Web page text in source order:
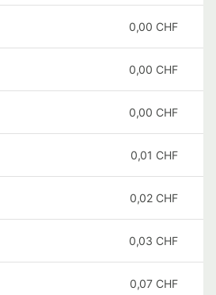
0,00 CHF
0,00 CHF
0,00 CHF
0,01 CHF
0,02 CHF
0,03 CHF
0,07 CHF